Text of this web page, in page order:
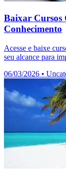
Baixar Cursos
Conhecimento
Acesse e baixe
seu alcance para
06/03/2026 •